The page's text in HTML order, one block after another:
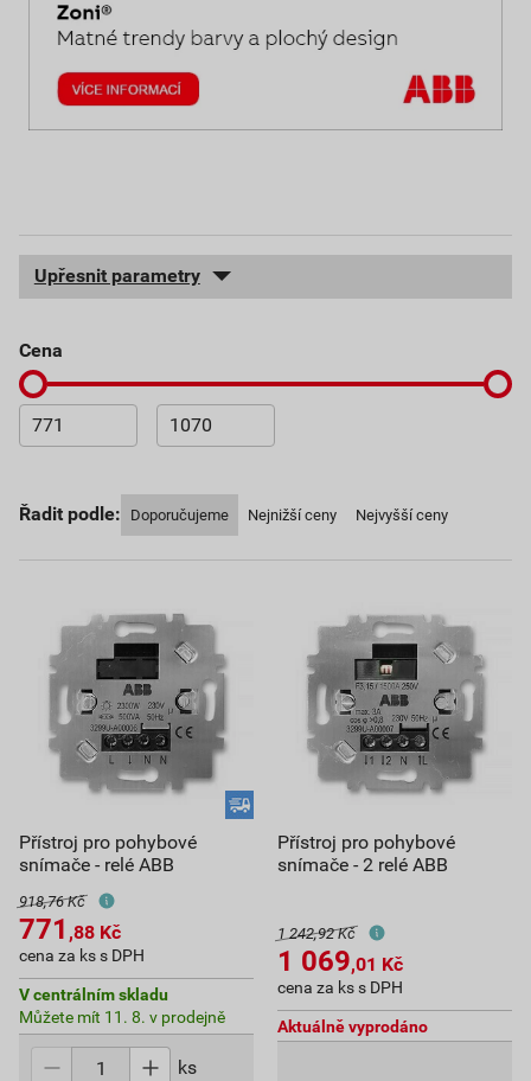
Upřesnit parametry
cena
Řadit podle: Doporučujeme Nejnižší ceny Nejvyšší ceny
Přístroj pro pohybové
snímače - relé ABB
918,76 Kč
771 ,88 Kč
cena za ks s DPH
V centrálním skladu
Můžete mít 11. 8. v prodejně
ks
Přístroj pro pohybové
snímače - 2 relé ABB
1 242,92 Kč
1 069,01 Kč
cena za ks s DPH
Aktuálně vyprodáno